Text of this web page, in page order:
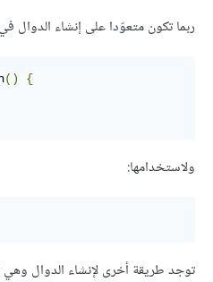
ربما تكون متعوّدا على إنشاء الدوال
()
{
ولاستخدامها:
توجد طريقة أخرى لإنشاء الدوال وهي